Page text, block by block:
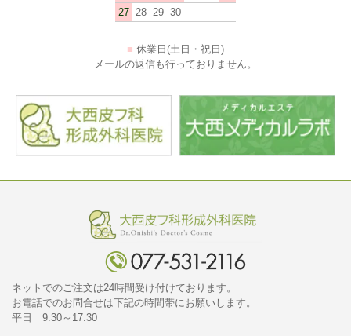
27 28 29 30
■ 休業日(土日・祝日)
メールの返信も行っておりません。
ネットでのご注文は24時間受け付けております。
お電話でのお問合せは下記の時間帯にお願いします。
平日 9:30～17:30